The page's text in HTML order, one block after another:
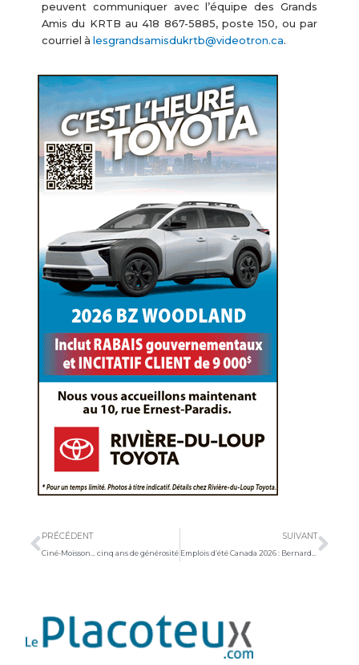
peuvent communiquer avec l’équipe des Grands
Amis du KRTB au 418 867-5885, poste 150, ou par
courriel à lesgrandsamisdukrtb@videotron.ca.
PRÉCÉDENT
Ciné-Moisson… cinq ans de générosité
SUIVANT
Emplois d’été Canada 2026 : Bernard Généreux invite les employeurs à déposer leur demande